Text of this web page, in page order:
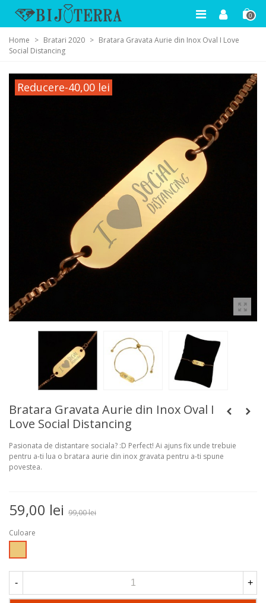
0
Home > Bratari 2020 > Bratara Gravata Aurie din Inox Oval I Love
Social Distancing
Reducere-40,00 lei
Bratara Gravata Aurie din Inox Oval I
Love Social Distancing
Pasionata de distantare sociala? :D Perfect! Ai ajuns fix unde trebuie
pentru a-ti lua o bratara aurie din inox gravata pentru a-ti spune
povestea.
59,00 lei 99,00 lei
Culoare
- +